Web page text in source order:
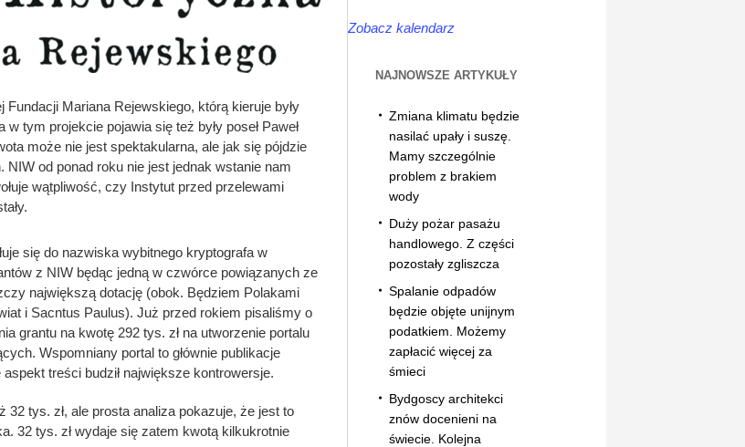
Mariana Rejewskiego, którą kieruje były
tym projekcie pojawia się też były poseł Paweł
może nie jest spektakularna, ale jak się pójdzie
od ponad roku nie jest jednak wstanie nam
wątpliwość, czy Instytut przed przelewami
się do nazwiska wybitnego kryptografa w
z NIW będąc jedną w czwórce powiązanych ze
największą dotację (obok. Będziem Polakami
i Sacntus Paulus). Już przed rokiem pisaliśmy o
grantu na kwotę 292 tys. zł na utworzenie portalu
Wspomniany portal to głównie publikacje
treści budził największe kontrowersje.
tys. zł, ale prosta analiza pokazuje, że jest to
32 tys. zł wydaje się zatem kwotą kilkukrotnie
Zobacz kalendarz
NAJNOWSZE ARTYKUŁY
Zmiana klimatu będzie
nasilać upały i suszę.
Mamy szczególnie
problem z brakiem
wody
Duży pożar pasażu
handlowego. Z części
pozostały zgliszcza
Spalanie odpadów
będzie objęte unijnym
podatkiem. Możemy
zapłacić więcej za
śmieci
Bydgoscy architekci
znów docenieni na
świecie. Kolejna